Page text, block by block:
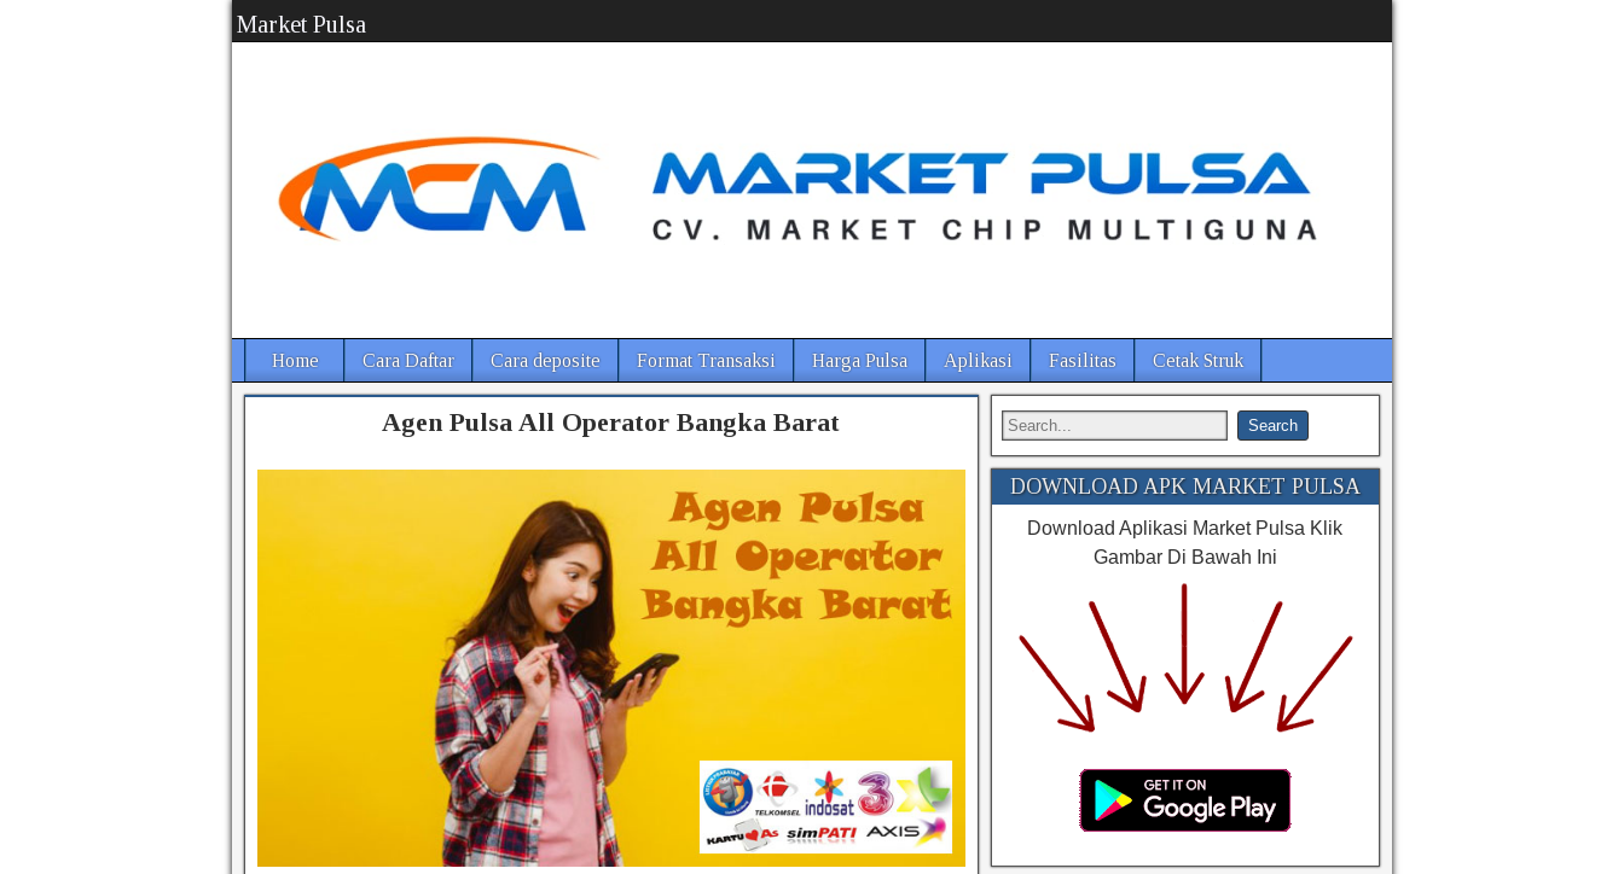
Market Pulsa
Home Cara Daftar Cara deposite Format Transaksi Harga Pulsa Aplikasi Fasilitas Cetak Struk
Agen Pulsa All Operator Bangka Barat
DOWNLOAD APK MARKET PULSA
Download Aplikasi Market Pulsa Klik
Gambar Di Bawah Ini